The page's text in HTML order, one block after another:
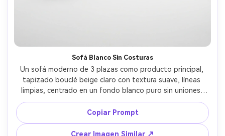
Sofá Blanco Sin Costuras
Un sofá moderno de 3 plazas como producto principal,
tapizado bouclé beige claro con textura suave, líneas
limpias, centrado en un fondo blanco puro sin uniones,
iluminación de estudio suave y difusa, sombra suave bajo
las patas, foto tomada con Sony A7R IV, lente 85mm, f/8,
fotografía de producto ultra nítida y fotorrealista, estilo
de listado de ecommerce de alta gama --ar 4:5
Copiar Prompt
Crear Imagen Similar ↗